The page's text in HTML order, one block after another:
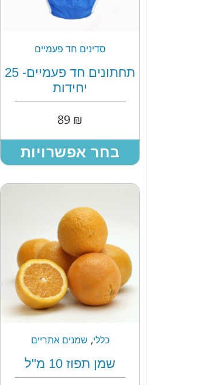
סדינים חד פעמיים
תחתונים חד פעמיים- 25
יחידות
₪
בחר אפשרויות
כללי, שמנים אתריים
שמן תפוז 10 מ"ל